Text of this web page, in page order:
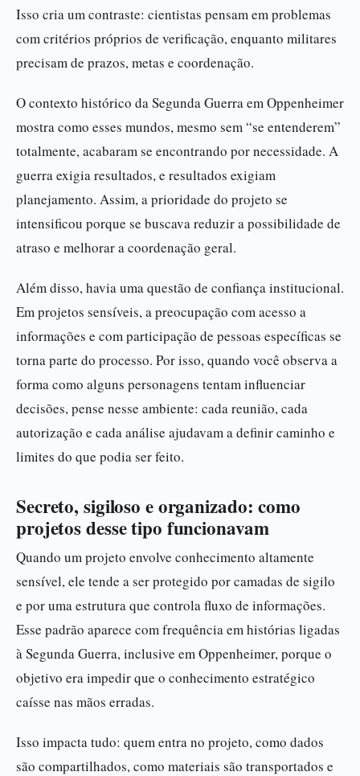
Isso cria um contraste: cientistas pensam em problemas
com critérios próprios de verificação, enquanto militares
precisam de prazos, metas e coordenação.
O contexto histórico da Segunda Guerra em Oppenheimer
mostra como esses mundos, mesmo sem “se entenderem”
totalmente, acabaram se encontrando por necessidade. A
guerra exigia resultados, e resultados exigiam
planejamento. Assim, a prioridade do projeto se
intensificou porque se buscava reduzir a possibilidade de
atraso e melhorar a coordenação geral.
Além disso, havia uma questão de confiança institucional.
Em projetos sensíveis, a preocupação com acesso a
informações e com participação de pessoas específicas se
torna parte do processo. Por isso, quando você observa a
forma como alguns personagens tentam influenciar
decisões, pense nesse ambiente: cada reunião, cada
autorização e cada análise ajudavam a definir caminho e
limites do que podia ser feito.
Secreto, sigiloso e organizado: como
projetos desse tipo funcionavam
Quando um projeto envolve conhecimento altamente
sensível, ele tende a ser protegido por camadas de sigilo
e por uma estrutura que controla fluxo de informações.
Esse padrão aparece com frequência em histórias ligadas
à Segunda Guerra, inclusive em Oppenheimer, porque o
objetivo era impedir que o conhecimento estratégico
caísse nas mãos erradas.
Isso impacta tudo: quem entra no projeto, como dados
são compartilhados, como materiais são transportados e